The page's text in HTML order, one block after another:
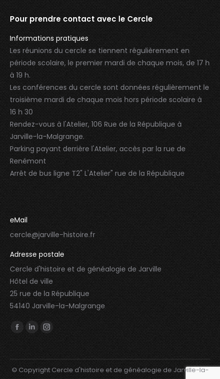
Pour prendre contact avec le Cercle
Informations pratiques
Les réunions du cercle se tiennent régulièrement en
période scolaire, le premier mardi de chaque mois, de 17 h
à 19 h.
Les conférences du cercle sont données régulièrement le
troisième mardi de chaque mois hors période scolaire à
16 h 30
Rendez-vous à l'Atelier, 106 Rue de la République à
Jarville-la-Malgrange.
Parking payant derrière l'Atelier, accès par la rue de
Renémont
Arrêt de bus ligne T2" L'Atelier" rue de la République
eMail
cercle@jarville-histoire.fr
Adresse postale
Cercle d'histoire et de généalogie de Jarville
Hôtel de ville
25 rue de la République
54140 Jarville-la-Malgrange
Trouvez nous sur :
Facebook
page
opens
in
LinkedIn
page
opens
in
Instagram
page
opens
in
© Copyright Cercle d'histoire et de généalogie de Jarville-la-